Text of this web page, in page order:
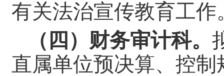
有关法治宣传教育工
（四）财务审计科。
直属单位预决算、控